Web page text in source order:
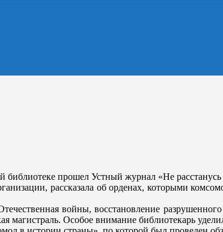
библиотеке прошел Устный журнал «Не
рассказала об орденах, которыми
войны, восстановление
магистраль. Особое внимание библиотекарь